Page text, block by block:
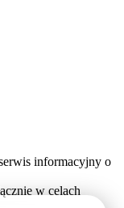
informacyjny o
w celach